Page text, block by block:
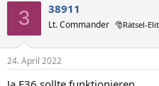
3 38911
Lt. Commander 🎅Rätsel-
24. April 2022